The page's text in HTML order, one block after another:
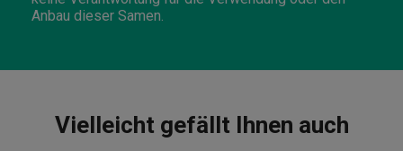
Anbau dieser Samen.
Vielleicht gefällt Ihnen auch